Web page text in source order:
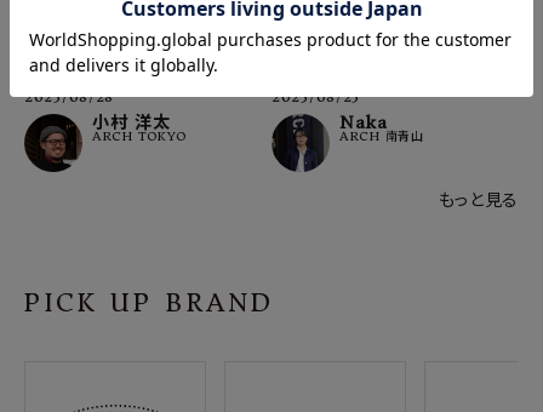
2025/08/28
小村 洋太
ARCH TOKYO
2025/08/25
Naka
ARCH 南青山
もっと見る
PICK UP BRAND